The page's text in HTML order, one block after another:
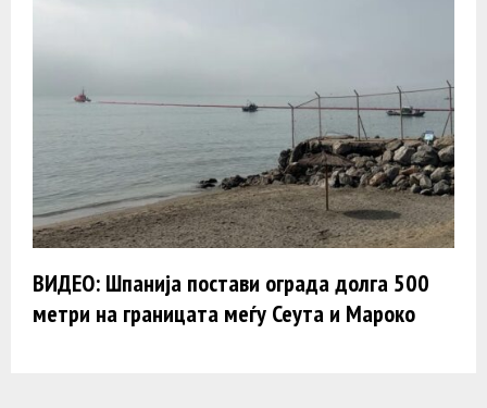
ВИДЕО: Шпанија постави ограда долга 500
метри на границата меѓу Сеута и Мароко